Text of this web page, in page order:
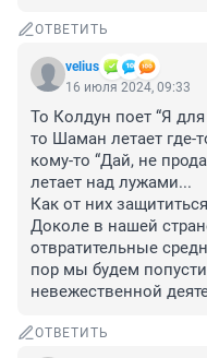
ОТВЕТИТЬ
velius
16 июля 2024, 09:33
То Колдун поет “Я
то Шаман летает где-
кому-то “Дай, не
летает над лужами...
Как от них
Доколе в нашей
отвратительные
пор мы будем
невежественной
ОТВЕТИТЬ